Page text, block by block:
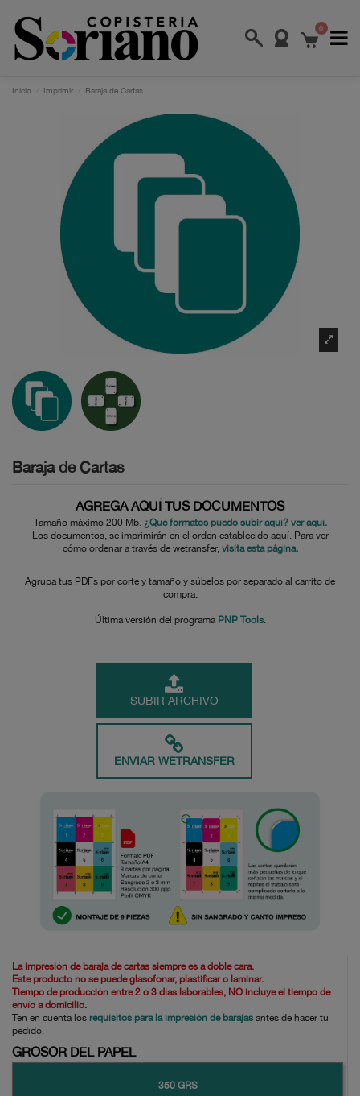
0
Inicio Imprimir Baraja de Cartas
Baraja de Cartas
AGREGA AQUÍ TUS DOCUMENTOS
Tamaño máximo 200 Mb. ¿Qué formatos puedo subir aquí? ver aquí.
Los documentos, se imprimirán en el orden establecido aquí. Para ver
cómo ordenar a través de wetransfer, visita esta página.
Agrupa tus PDFs por corte y tamaño y súbelos por separado al carrito de
compra.
Última versión del programa PNP Tools.
SUBIR ARCHIVO
ENVIAR WETRANSFER
La impresión de baraja de cartas siempre es a doble cara.
Este producto no se puede glasofonar, plastificar o laminar.
Tiempo de producción entre 2 o 3 días laborables, NO incluye el tiempo de
envío a domicilio.
Ten en cuenta los requisitos para la impresión de barajas antes de hacer tu
pedido.
GROSOR DEL PAPEL
350 GRS